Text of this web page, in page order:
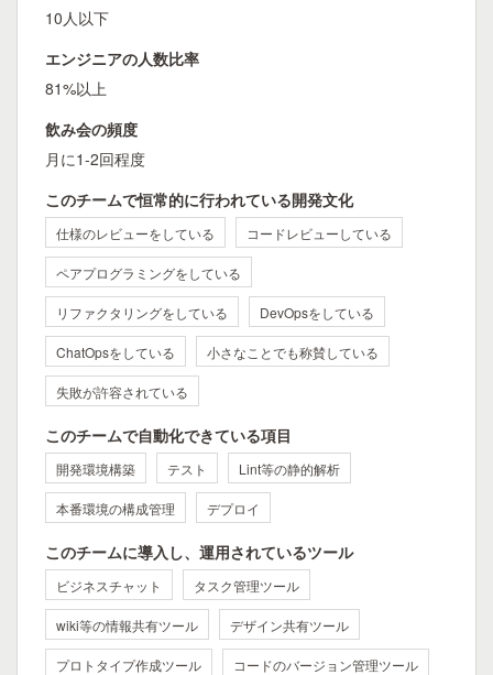
10人以下
エンジニアの人数比率
81%以上
飲み会の頻度
月に1-2回程度
このチームで恒常的に行われている開発文化
仕様のレビューをしている コードレビューしている
ペアプログラミングをしている
リファクタリングをしている DevOpsをしている
ChatOpsをしている 小さなことでも称賛している
失敗が許容されている
このチームで自動化できている項目
開発環境構築 テスト Lint等の静的解析
本番環境の構成管理 デプロイ
このチームに導入し、運用されているツール
ビジネスチャット タスク管理ツール
wiki等の情報共有ツール デザイン共有ツール
プロトタイプ作成ツール コードのバージョン管理ツール